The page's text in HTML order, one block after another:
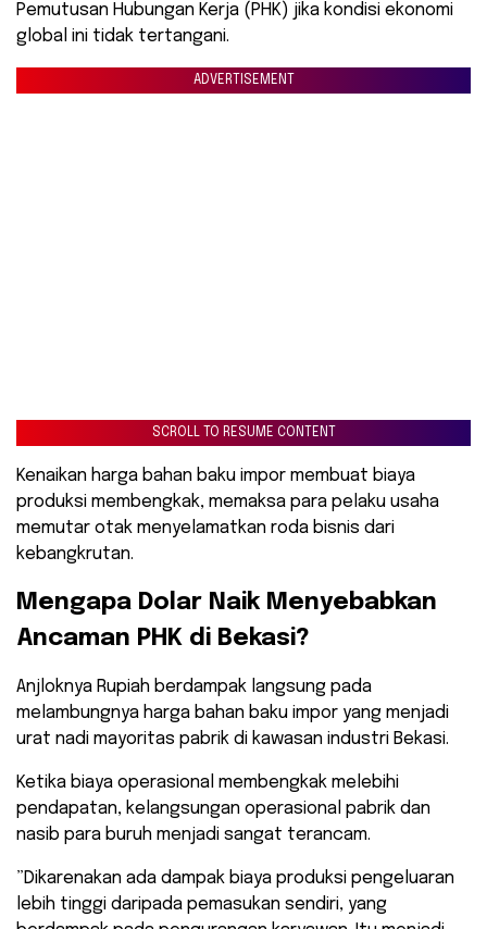
Pemutusan Hubungan Kerja (PHK) jika kondisi ekonomi
global ini tidak tertangani.
ADVERTISEMENT
SCROLL TO RESUME CONTENT
Kenaikan harga bahan baku impor membuat biaya
produksi membengkak, memaksa para pelaku usaha
memutar otak menyelamatkan roda bisnis dari
kebangkrutan.
​Mengapa Dolar Naik Menyebabkan
Ancaman PHK di Bekasi?
​Anjloknya Rupiah berdampak langsung pada
melambungnya harga bahan baku impor yang menjadi
urat nadi mayoritas pabrik di kawasan industri Bekasi.
Ketika biaya operasional membengkak melebihi
pendapatan, kelangsungan operasional pabrik dan
nasib para buruh menjadi sangat terancam.
​”Dikarenakan ada dampak biaya produksi pengeluaran
lebih tinggi daripada pemasukan sendiri, yang